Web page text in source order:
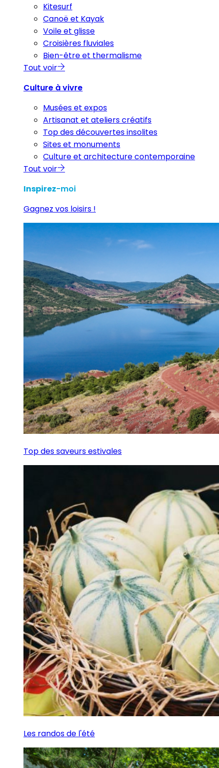
Kitesurf
Canoë et Kayak
Voile et glisse
Croisières fluviales
Bien-être et thermalisme
Tout voir
Culture à vivre
Musées et expos
Artisanat et ateliers créatifs
Top des découvertes insolites
Sites et monuments
Culture et architecture contemporaine
Tout voir
Inspirez-moi
Gagnez vos loisirs !
Top des saveurs estivales
Les randos de l'été